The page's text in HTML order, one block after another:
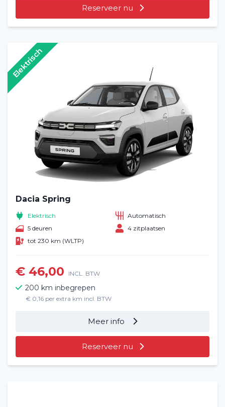
Reserveer nu
Dacia Spring
Elektrisch
Automatisch
5 deuren
4 zitplaatsen
tot 230 km (WLTP)
€ 46,00 INCL. BTW
200 km inbegrepen
€ 0,16 per extra km incl. BTW
Meer info
Reserveer nu
Elektrisch